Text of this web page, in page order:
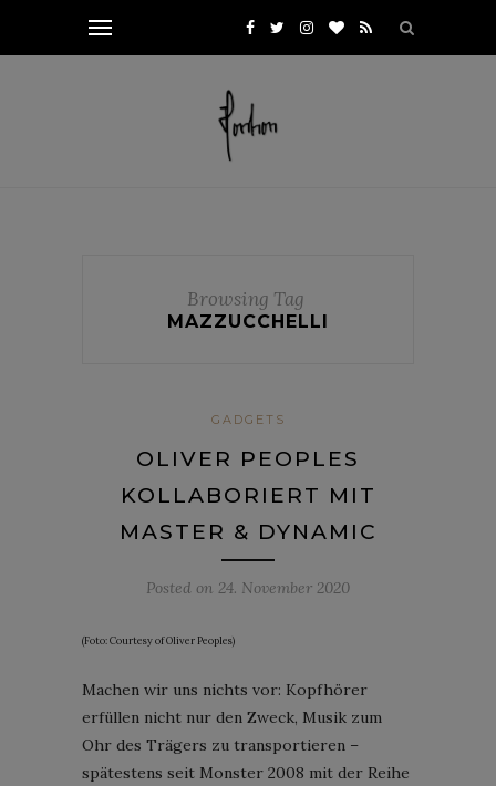
Browsing Tag
MAZZUCCHELLI
GADGETS
OLIVER PEOPLES
KOLLABORIERT MIT
MASTER & DYNAMIC
Posted on 24. November 2020
(Foto: Courtesy of Oliver Peoples)
Machen wir uns nichts vor: Kopfhörer
erfüllen nicht nur den Zweck, Musik zum
Ohr des Trägers zu transportieren –
spätestens seit Monster 2008 mit der Reihe